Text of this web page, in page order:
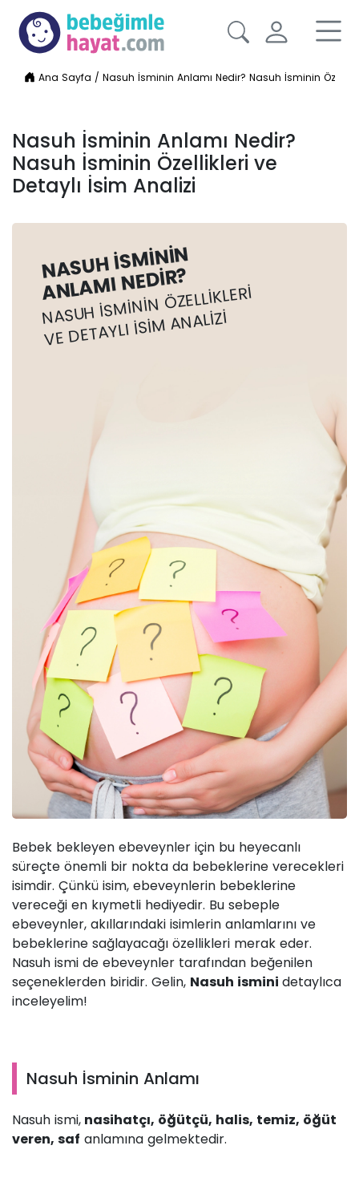
Ana Sayfa /Nasuh İsminin Anlamı Nedir? Nasuh İsminin
Nasuh İsminin Anlamı Nedir?
Nasuh İsminin Özellikleri ve
Detaylı İsim Analizi
NASUH İSMININ
ANLAMI NEDIR?
NASUH İSMININ ÖZELLIKLERI
VE DETAYLI İSIM ANALIZI
Bebek bekleyen ebeveynler için bu heyecanlı
süreçte önemli bir nokta da bebeklerine verecekleri
isimdir. Çünkü isim, ebeveynlerin bebeklerine
vereceği en kıymetli hediyedir. Bu sebeple
ebeveynler, akıllarındaki isimlerin anlamlarını ve
bebeklerine sağlayacağı özellikleri merak eder.
Nasuh ismi de ebeveynler tarafından beğenilen
seçeneklerden biridir. Gelin, Nasuh ismini detaylıca
inceleyelim!
Nasuh İsminin Anlamı
Nasuh ismi, nasihatçı, öğütçü, halis, temiz, öğüt
veren, saf anlamına gelmektedir.